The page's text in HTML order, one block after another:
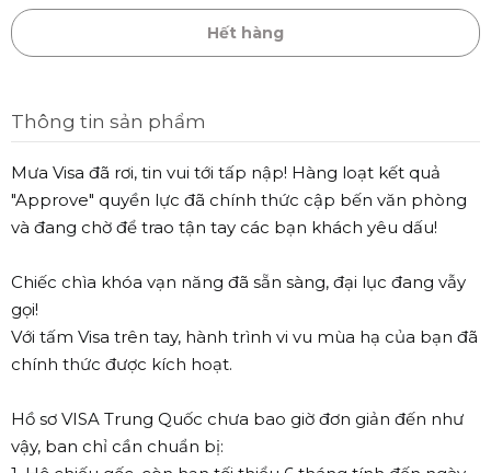
Hết hàng
Thông tin sản phẩm
Mưa Visa đã rơi, tin vui tới tấp nập! Hàng loạt kết quả
"Approve" quyền lực đã chính thức cập bến văn phòng
và đang chờ để trao tận tay các bạn khách yêu dấu!
Chiếc chìa khóa vạn năng đã sẵn sàng, đại lục đang vẫy
gọi!
Với tấm Visa trên tay, hành trình vi vu mùa hạ của bạn đã
chính thức được kích hoạt.
Hồ sơ VISA Trung Quốc chưa bao giờ đơn giản đến như
vậy, ban chỉ cần chuẩn bị: